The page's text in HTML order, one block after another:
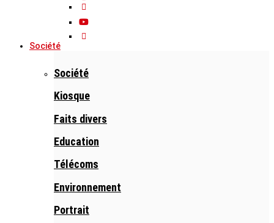
Société
Société
Kiosque
Faits divers
Education
Télécoms
Environnement
Portrait